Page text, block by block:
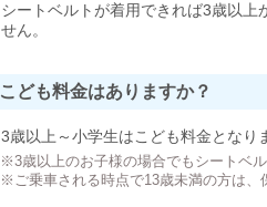
シートベルトが着用できれば3歳以
せん。
こども料金はありますか？
3歳以上～小学生はこども料金となり
※3歳以上のお子様の場合でもシートベ
※ご乗車される時点で13歳未満の方は、